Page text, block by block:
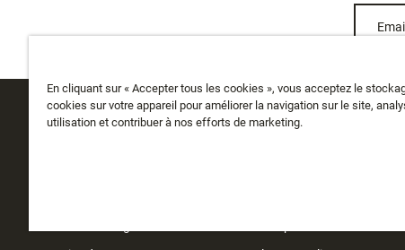
SERVICE CLIENTS A PROPOS
En cliquant sur « Accepter tous les cookies », vous acceptez le
cookies sur votre appareil pour améliorer la navigation sur le site,
utilisation et contribuer à nos efforts de marketing.